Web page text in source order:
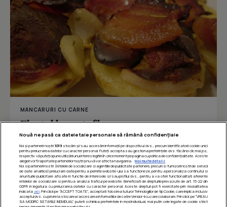
MANCARURI CU CARNE
Ficatei in cartofi
Îmi place Distribuie
Nouă ne pasă ca datele tale personale să rămână confidențiale
Noi și partenerii noștri 1019stocăm și/sau accesăm informații pe dispozitivul dvs., precum identificatorii cookie unici
pentru prelucrarea datelor cu caracter personal. Puteți accepta sau gestiona preferințele dvs. făcând clic mai jos,
respectiv vă puteți opune utilizării unui interes legitim în orice moment pe pagina cu politica de confidențialitate. Aceste
alegeri vor fi raportate partenerilor noștri și nu vă vor afecta navigarea.
Mai multe detalii
Noi si partenerii nostri (retelele de socializare si agentiile de publicitate partenere, precum si furnizorii nostri de servicii
de date analitice) prelucram date pentru a permite website-ului sa functioneze, pentru a personaliza continutul si
anunturile publicitare afisate in functie de interesele si/sau profilul dvs., pentru a va oferi functionalitati aferente
retelelor de socializare si pentru a analiza traficul pe website. Beneficiati de drepturile prevazute de art. 15-22 din
GDPR in legatura cu prelucrarea datelor cu caracter personal. Aceste drepturi pot fi exercitate prin modalitatea
indicata aici. Prin click pe “ACCEPT TOATE”, acceptati folosirea tuturor Tehnologiilor de tip Cookie, care implica inclusiv
acceptul dvs. cu privire la stocarea/accesarea informatiilor de catre Vendor-ii cu care colaboram. Prin click pe “VREAU
SA MODIFIC SETARILE INDIVIDUAL” puteti schimba preferintele in mod individual, mai putin cele legate de cookie strict